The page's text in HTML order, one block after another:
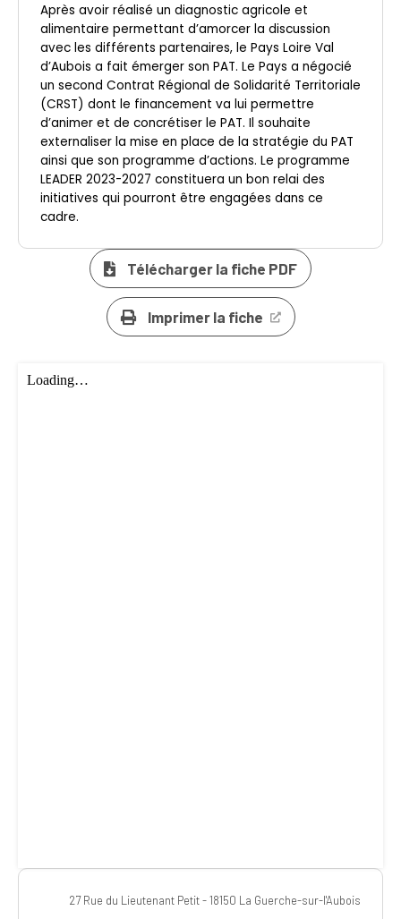
Après avoir réalisé un diagnostic agricole et
alimentaire permettant d’amorcer la discussion
avec les différents partenaires, le Pays Loire Val
d’Aubois a fait émerger son PAT. Le Pays a négocié
un second Contrat Régional de Solidarité Territoriale
(CRST) dont le financement va lui permettre
d’animer et de concrétiser le PAT. Il souhaite
externaliser la mise en place de la stratégie du PAT
ainsi que son programme d’actions. Le programme
LEADER 2023-2027 constituera un bon relai des
initiatives qui pourront être engagées dans ce
cadre.
Télécharger la fiche PDF
Imprimer la fiche
27 Rue du Lieutenant Petit - 18150 La Guerche-sur-l'Aubois